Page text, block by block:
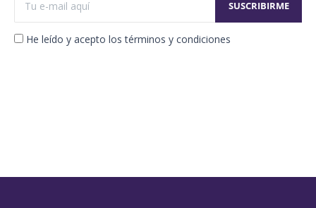
He leído y acepto los términos y condiciones